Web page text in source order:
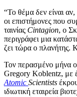
“Το θέμα δεν είναι
οι επιστήμονες που
ταινίας Cintagion, ο
περιγράφει μια
ζει τώρα ο πλανήτης.
Τον περασμένο μήνα ο
Gregory Koblentz, με
Atomic Scientists
ιδιωτική εταιρεία